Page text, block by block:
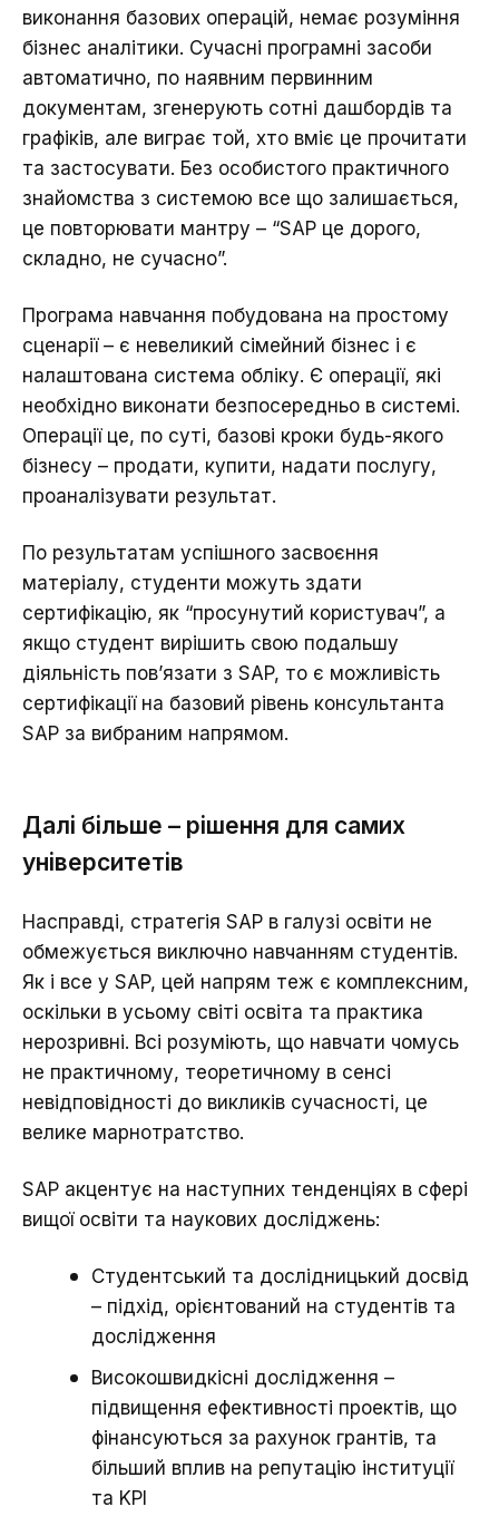
виконання базових операцій, немає розуміння
бізнес аналітики. Сучасні програмні засоби
автоматично, по наявним первинним
документам, згенерують сотні дашбордів та
графіків, але виграє той, хто вміє це прочитати
та застосувати. Без особистого практичного
знайомства з системою все що залишається,
це повторювати мантру – “SAP це дорого,
складно, не сучасно”.
Програма навчання побудована на простому
сценарії – є невеликий сімейний бізнес і є
налаштована система обліку. Є операції, які
необхідно виконати безпосередньо в системі.
Операції це, по суті, базові кроки будь-якого
бізнесу – продати, купити, надати послугу,
проаналізувати результат.
По результатам успішного засвоєння
матеріалу, студенти можуть здати
сертифікацію, як “просунутий користувач”, а
якщо студент вирішить свою подальшу
діяльність пов’язати з SAP, то є можливість
сертифікації на базовий рівень консультанта
SAP за вибраним напрямом.
Далі більше – рішення для самих
університетів
Насправді, стратегія SAP в галузі освіти не
обмежується виключно навчанням студентів.
Як і все у SAP, цей напрям теж є комплексним,
оскільки в усьому світі освіта та практика
нерозривні. Всі розуміють, що навчати чомусь
не практичному, теоретичному в сенсі
невідповідності до викликів сучасності, це
велике марнотратство.
SAP акцентує на наступних тенденціях в сфері
вищої освіти та наукових досліджень:
Студентський та дослідницький досвід
– підхід, орієнтований на студентів та
дослідження
Високошвидкісні дослідження –
підвищення ефективності проектів, що
фінансуються за рахунок грантів, та
більший вплив на репутацію інституції
та KPI